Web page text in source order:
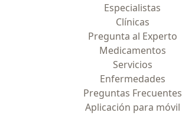
Especialistas
Clínicas
Pregunta al Experto
Medicamentos
Servicios
Enfermedades
Preguntas Frecuentes
Aplicación para móvil